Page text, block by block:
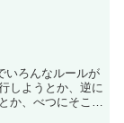
いろんなルールが
しようとか、逆に
か、べつにそこま